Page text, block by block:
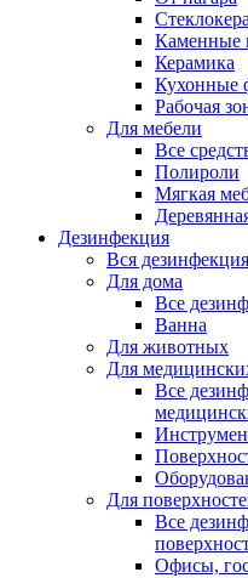
Каменные
Керамика
Кухонные
Рабочая
Для мебели
Все
Полироли
Мягкая
Дезинфекция
Вся дезинфекция
Для дома
Все
Ванна
Для животных
Для
Все
Для
Все
Офисы,